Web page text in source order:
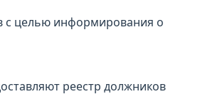
с целью информирования о
реестр должников